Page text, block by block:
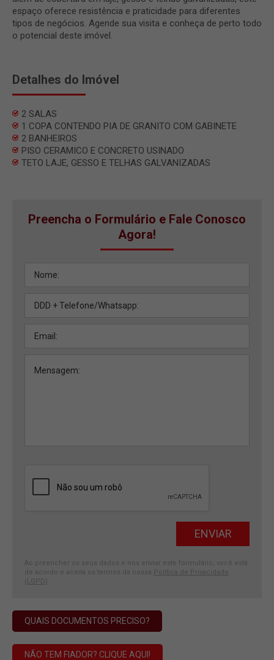
espaço oferece resistência e praticidade para diferentes
tipos de negócios. Agende sua visita e conheça de perto todo
o potencial deste imóvel.
Detalhes do Imóvel
2 SALAS
1 COPA CONTENDO PIA DE GRANITO COM GABINETE
2 BANHEIROS
PISO CERAMICO E CONCRETO USINADO
TETO LAJE, GESSO E TELHAS GALVANIZADAS
Preencha o Formulário e Fale Conosco
Agora!
Ao preencher os seus dados e nos enviar este formulário, você está
de acordo e aceita os termos da nossa Política de Privacidade
(LGPD)
QUAIS DOCUMENTOS PRECISO?
NÃO TEM FIADOR? CLIQUE AQUI!